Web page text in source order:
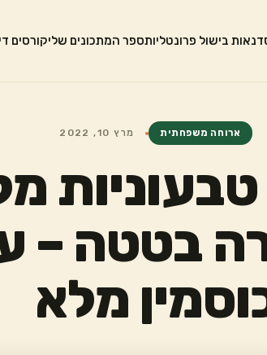
בישול פרונטליותספר המתכונים שליקורסים
ארוחה משפחתית מרץ 10, 2022
טבעוניות
בטטה
מלא